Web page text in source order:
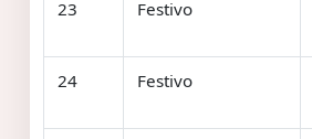
23 Festivo
24 Festivo